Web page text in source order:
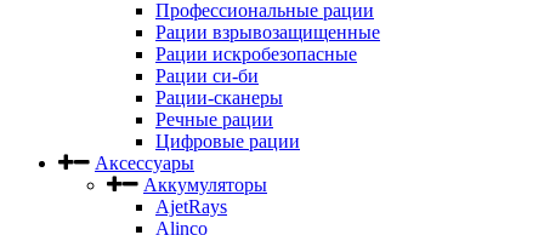
Профессиональные рации
Рации взрывозащищенные
Рации искробезопасные
Рации си-би
Рации-сканеры
Речные рации
Цифровые рации
Аксессуары
Аккумуляторы
AjetRays
Alinco